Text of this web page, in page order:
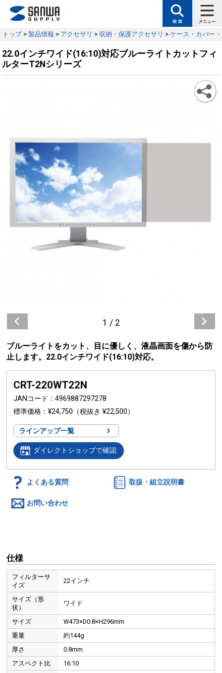
トップ> 製品情報 > アクセサリ > 収納・保護アクセサリ > ケース・カバー
22.0インチワイド(16:10)対応ブルーライトカットフィ
ルターT2Nシリーズ
1 / 2
ブルーライトをカット、目に優しく、液晶画面を傷から防
止します。22.0インチワイド(16:10)対応。
CRT-220WT22N
JANコード
4969887297278
標準価格
¥24,750 （税抜き ¥22,500）
ラインアップ一覧
ダイレクトショップで確認
よくある質問 取扱・組立説明書
お問い合わせ
仕様
フィルターサ
イズ
22インチ
サイズ（形
状）
ワイド
サイズ
W473×D0.8×H296mm
重量
約144g
厚さ
0.8mm
アスペクト比
16:10